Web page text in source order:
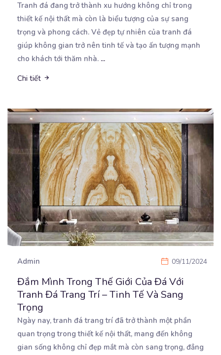
Tranh đá đang trở thành xu hướng không chỉ trong
thiết kế nội thất mà còn là biểu tượng của sự sang
trọng và phong cách. Vẻ đẹp tự nhiên của tranh đá
giúp không gian trở nên tinh tế và tạo ấn tượng mạnh
cho khách tới thăm nhà. ...
Chi tiết
Admin 09/11/2024
Đắm Mình Trong Thế Giới Của Đá Với
Tranh Đá Trang Trí – Tinh Tế Và Sang
Trọng
Ngày nay, tranh đá trang trí đã trở thành một phần
quan trọng trong thiết kế nội thất, mang đến không
gian sống không chỉ đẹp mắt mà còn sang trọng, đẳng